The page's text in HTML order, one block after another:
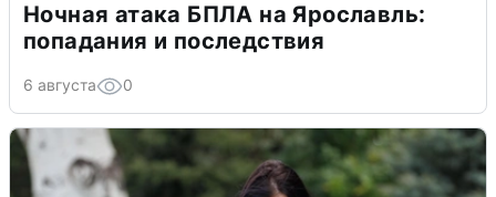
Ночная атака БПЛА на Ярославль:
попадания и последствия
6 августа 0